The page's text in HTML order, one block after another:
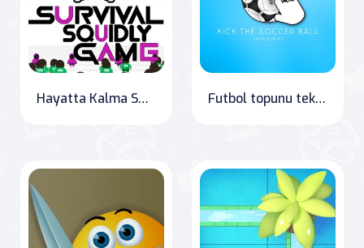
Hayatta Kalma Squid Oyunu Futbol topunu tekmele